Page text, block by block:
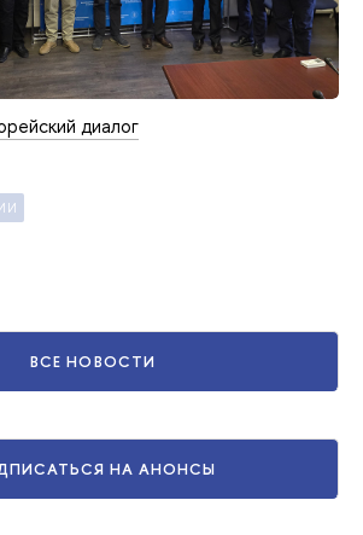
диалог
ВСЕ НОВОСТИ
НА АНОНСЫ